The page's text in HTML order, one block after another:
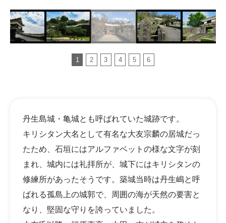
1 2 3 4 5 6
丹生島城・亀城とも呼ばれていた城跡です。
キリシタン大名として有名な大友宗麟の居城だっ
たため、石垣にはアルファベットの様な文字が刻
まれ、城内には礼拝所が、城下にはキリシタンの
修練所があったそうです。築城当時は丹生嶋と呼
ばれる孤島上の城郭で、周囲の海が天然の要害と
なり、堅固な守りを誇っていました。